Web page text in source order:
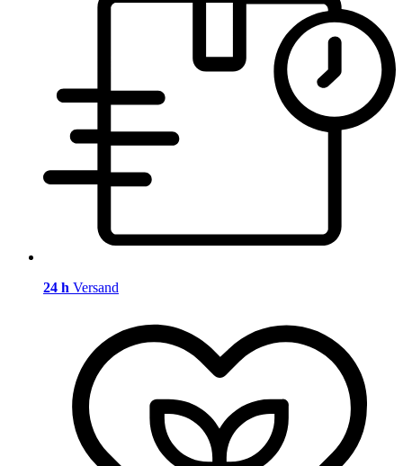
24 h Versand